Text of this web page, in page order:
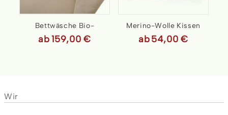
Bettwäsche Bio-
Chambray pur
ab159,00 €
Merino-Wolle Kissen
ab54,00 €
Wir